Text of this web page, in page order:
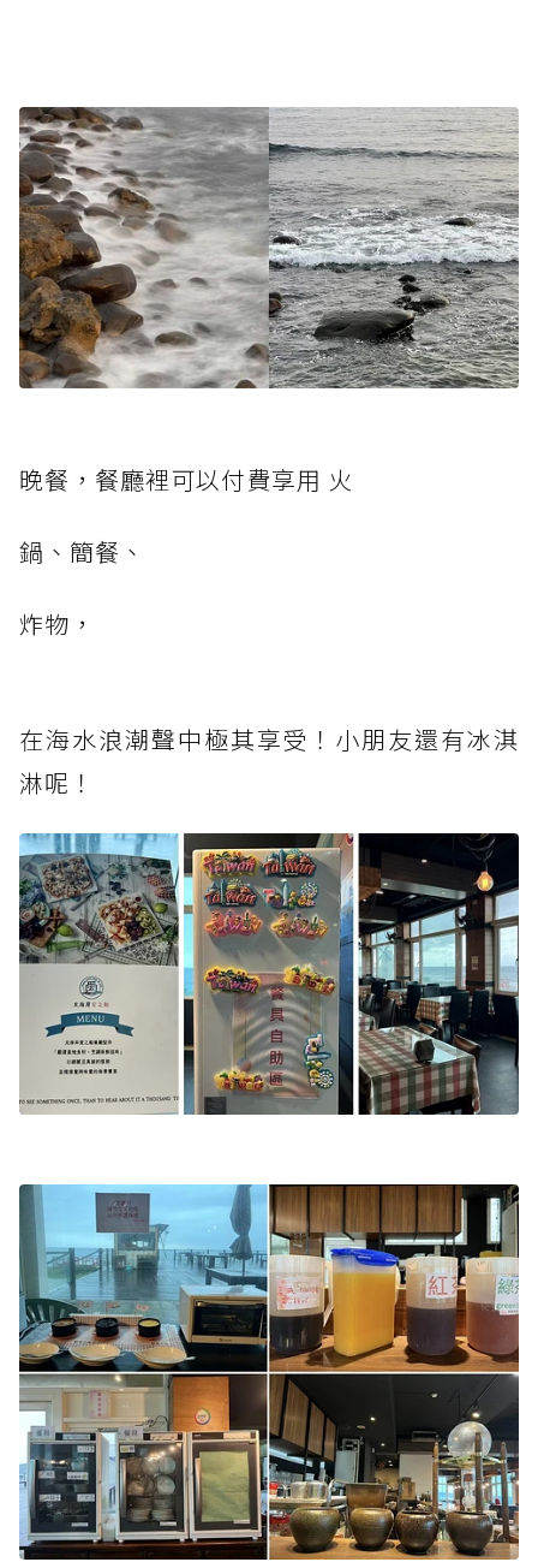
晚餐，餐廳裡可以付費享用 火
鍋、簡餐、
炸物，
在海水浪潮聲中極其享受！小朋友還有冰淇
淋呢！